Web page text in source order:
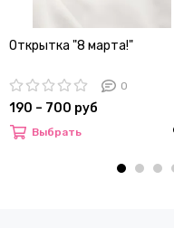
Открытка "8 марта!"
0
190 – 700 руб
Выбрать